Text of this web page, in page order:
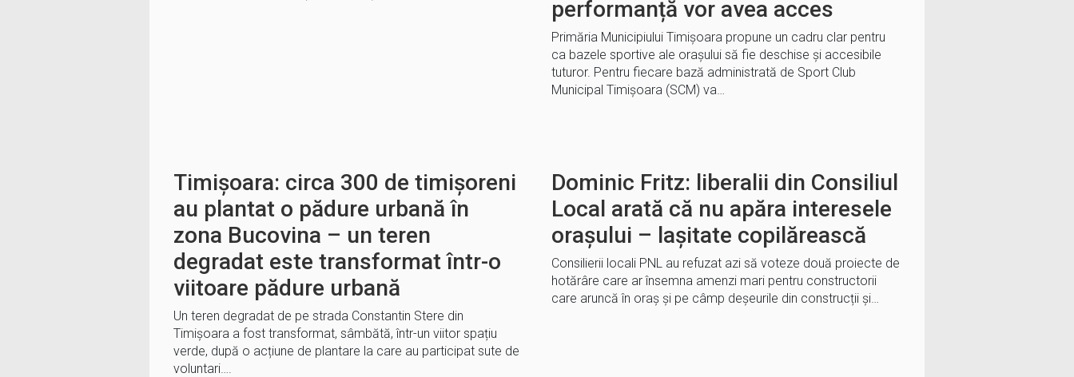
performanță vor avea acces
Primăria Municipiului Timișoara propune un cadru clar pentru
ca bazele sportive ale orașului să fie deschise și accesibile
tuturor. Pentru fiecare bază administrată de Sport Club
Municipal Timișoara (SCM) va…
Timișoara: circa 300 de timișoreni
au plantat o pădure urbană în
zona Bucovina – un teren
degradat este transformat într-o
viitoare pădure urbană
Un teren degradat de pe strada Constantin Stere din
Timișoara a fost transformat, sâmbătă, într-un viitor spațiu
verde, după o acțiune de plantare la care au participat sute de
voluntari….
Dominic Fritz: liberalii din Consiliul
Local arată că nu apăra interesele
orașului – lașitate copilărească
Consilierii locali PNL au refuzat azi să voteze două proiecte de
hotărâre care ar însemna amenzi mari pentru constructorii
care aruncă în oraș și pe câmp deșeurile din construcții și…